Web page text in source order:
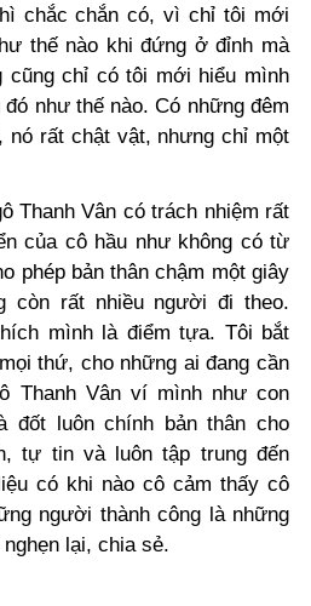
chắc chắn có, vì chỉ tôi mới
thế nào khi đứng ở đỉnh mà
cũng chỉ có tôi mới hiểu mình
như thế nào. Có những đêm
nó rất chật vật, nhưng chỉ một
Thanh Vân có trách nhiệm rất
của cô hầu như không có từ
phép bản thân chậm một giây
còn rất nhiều người đi theo.
mình là điểm tựa. Tôi bắt
thứ, cho những ai đang cần
Thanh Vân ví mình như con
đốt luôn chính bản thân cho
tự tin và luôn tập trung đến
có khi nào cô cảm thấy cô
người thành công là những
lại, chia sẻ.